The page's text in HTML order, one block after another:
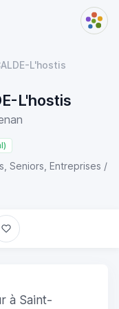
L'hostis
L'hostis
Seniors, Entreprises /
à Saint-